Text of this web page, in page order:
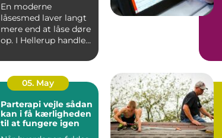
En moderne
låsesmed laver langt
mere end at låse døre
op. I Hellerup handler
om ...
05. May
Parterapi vejle sådan
kan i få kærligheden
til at fungere igen